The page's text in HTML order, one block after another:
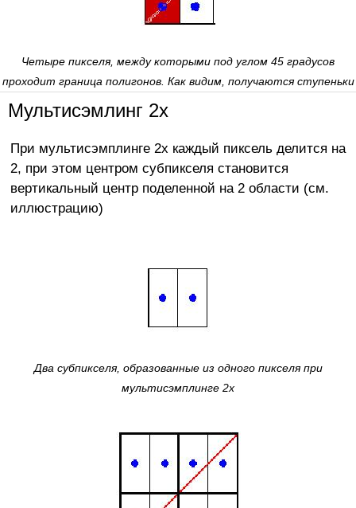
Четыре пикселя, между которыми под углом 45 градусов
проходит граница полигонов. Как видим, получаются ступеньки
Мультисэмлинг 2х
При мультисэмплинге 2х каждый пиксель делится на
2, при этом центром субпикселя становится
вертикальный центр поделенной на 2 области (см.
иллюстрацию)
Два субпикселя, образованные из одного пикселя при
мультисэмплинге 2x